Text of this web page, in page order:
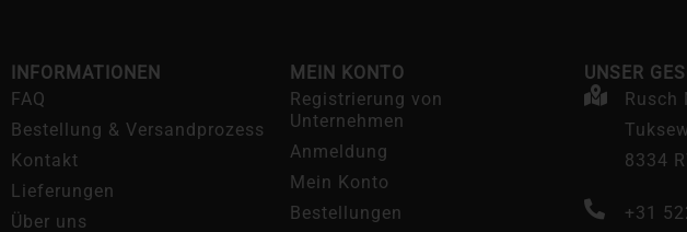
INFORMATIONEN
FAQ
Bestellung & Versandprozess
Kontakt
Lieferungen
Über uns
MEIN KONTO
Registrierung von
Unternehmen
Anmeldung
Mein Konto
Bestellungen
UNSER
Rusch
8334
+31